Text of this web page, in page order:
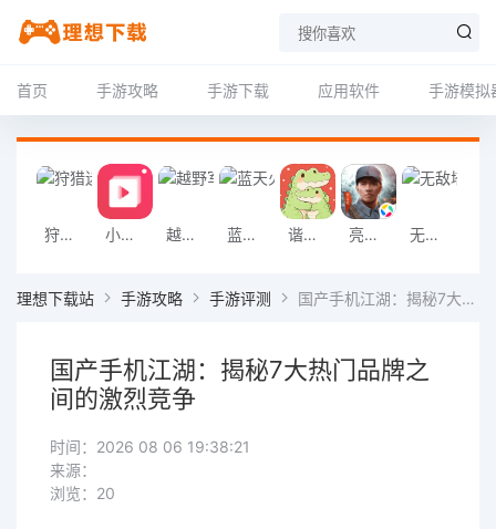
首页 手游攻略 手游下载 应用软件 手游模拟
狩猎迷城恐龙大战游戏 小影记app 越野军事卡车司机游戏 蓝天火龙传奇安卓版 谐音梗游戏 亮剑2026官方版 无敌塔防王游戏
理想下载站 手游攻略 手游评测 国产手机江湖：揭秘7大热门品牌之间的激烈竞争
国产手机江湖：揭秘7大热门品牌之
间的激烈竞争
时间：2026 08 06 19:38:21
来源：
浏览：20